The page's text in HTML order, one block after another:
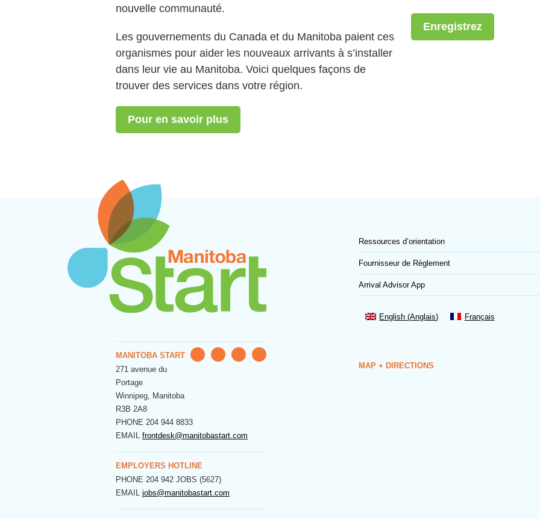
nouvelle communauté.
Les gouvernements du Canada et du Manitoba paient ces
organismes pour aider les nouveaux arrivants à s’installer
dans leur vie au Manitoba. Voici quelques façons de
trouver des services dans votre région.
Pour en savoir plus
Enregistrez
MANITOBA START
271 avenue du
Portage
Winnipeg, Manitoba
R3B 2A8
PHONE 204 944 8833
EMAIL frontdesk@manitobastart.com
EMPLOYERS HOTLINE
PHONE 204 942 JOBS (5627)
EMAIL jobs@manitobastart.com
Ressources d’orientation
Fournisseur de Règlement
Arrival Advisor App
English (Anglais) Français
MAP + DIRECTIONS